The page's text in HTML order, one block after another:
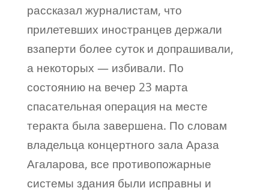
рассказал журналистам, что
прилетевших иностранцев держали
взаперти более суток и допрашивали,
а некоторых — избивали. По
состоянию на вечер 23 марта
спасательная операция на месте
теракта была завершена. По словам
владельца концертного зала Араза
Агаларова, все противопожарные
системы здания были исправны и